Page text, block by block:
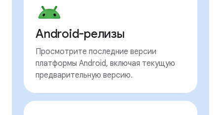
Android-релизы
Просмотрите последние версии
платформы Android, включая текущую
предварительную версию.